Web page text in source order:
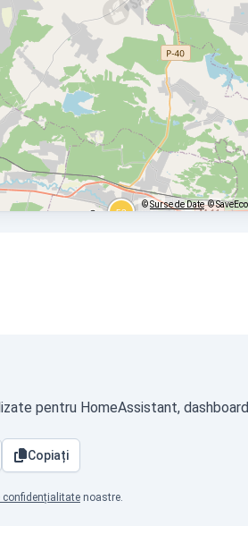
©Surse de Date ©
pentru HomeAssistant,
Copiați
confidențialitate noastre.